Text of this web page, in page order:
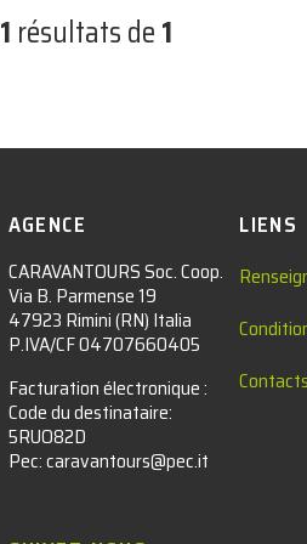
1 résultats de1
AGENCE
CARAVANTOURS Soc. Coop.
Via B. Parmense 19
47923 Rimini (RN) Italia
P.IVA/CF 04707660405
Facturation électronique :​
Code du destinataire:
5RUO82D
Pec: caravantours@pec.it
LIENS